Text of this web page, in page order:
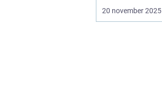
mjukvarans
20 november 2025